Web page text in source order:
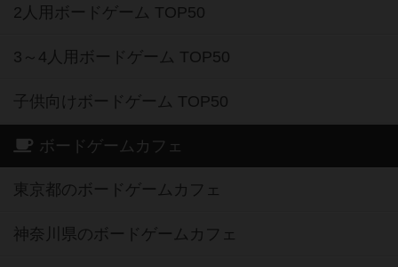
2人用ボードゲーム TOP50
3～4人用ボードゲーム TOP50
子供向けボードゲーム TOP50
ボードゲームカフェ
東京都のボードゲームカフェ
神奈川県のボードゲームカフェ